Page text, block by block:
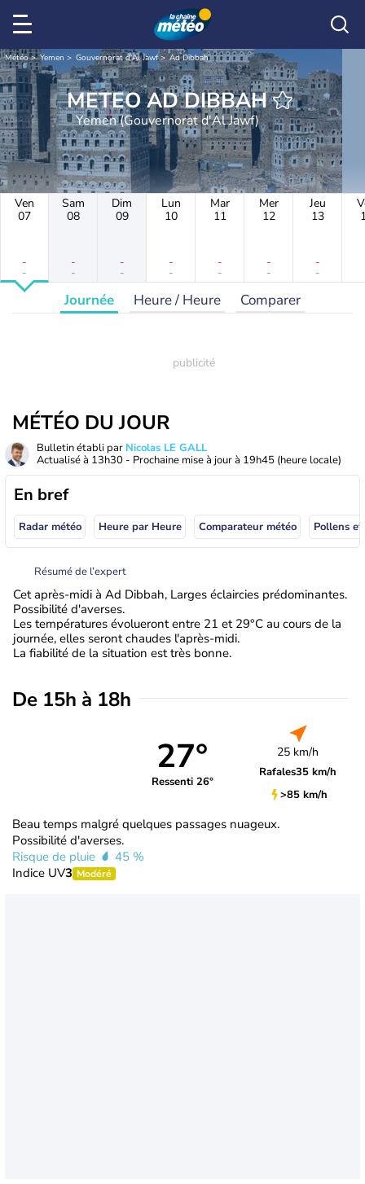
Météo Yemen Gouvernorat d'Al Jawf Ad Dibbah
METEO AD DIBBAH
Yemen (Gouvernorat d'Al Jawf)
Ven
07
-
-
Sam
08
-
-
Dim
09
-
-
Lun
10
-
-
Mar
11
-
-
Mer
12
-
-
Jeu
13
-
-
Journée Heure / Heure Comparer
MÉTÉO DU JOUR
Bulletin établi par Nicolas LE GALL
Actualisé à 13h30 - Prochaine mise à jour à 19h45 (heure locale)
En bref
Radar météo Heure par Heure Comparateur météo Pollens
Résumé de l’expert
Cet après-midi à Ad Dibbah, Larges éclaircies prédominantes.
Possibilité d'averses.
Les températures évolueront entre 21 et 29°C au cours de la
journée, elles seront chaudes l'après-midi.
La fiabilité de la situation est très bonne.
De 15h à 18h
27°
Ressenti 26°
25 km/h
Rafales35 km/h
>85 km/h
Beau temps malgré quelques passages nuageux.
Possibilité d'averses.
Risque de pluie
45 %
Indice UV3 Modéré